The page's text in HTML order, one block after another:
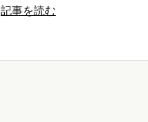
記事を読む